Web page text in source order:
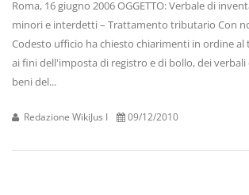
Roma, 16 giugno 2006 OGGETTO: Verbale di
minori e interdetti – Trattamento tributario Con
Codesto ufficio ha chiesto chiarimenti in ordine
ai fini dell'imposta di registro e di bollo, dei
beni del...
Redazione WikiJus I 09/12/2010